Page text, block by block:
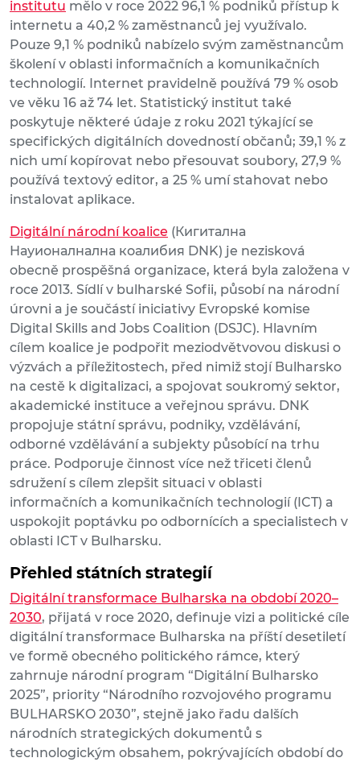
institutu mělo v roce 2022 96,1 % podniků přístup k
internetu a 40,2 % zaměstnanců jej využívalo.
Pouze 9,1 % podniků nabízelo svým zaměstnancům
školení v oblasti informačních a komunikačních
technologií. Internet pravidelně používá 79 % osob
ve věku 16 až 74 let. Statistický institut také
poskytuje některé údaje z roku 2021 týkající se
specifických digitálních dovedností občanů; 39,1 % z
nich umí kopírovat nebo přesouvat soubory, 27,9 %
používá textový editor, a 25 % umí stahovat nebo
instalovat aplikace.
Digitální národní koalice (Кигитална
Науионалнална коалибия DNK) je nezisková
obecně prospěšná organizace, která byla založena v
roce 2013. Sídlí v bulharské Sofii, působí na národní
úrovni a je součástí iniciativy Evropské komise
Digital Skills and Jobs Coalition (DSJC). Hlavním
cílem koalice je podpořit meziodvětvovou diskusi o
výzvách a příležitostech, před nimiž stojí Bulharsko
na cestě k digitalizaci, a spojovat soukromý sektor,
akademické instituce a veřejnou správu. DNK
propojuje státní správu, podniky, vzdělávání,
odborné vzdělávání a subjekty působící na trhu
práce. Podporuje činnost více než třiceti členů
sdružení s cílem zlepšit situaci v oblasti
informačních a komunikačních technologií (ICT) a
uspokojit poptávku po odbornících a specialistech v
oblasti ICT v Bulharsku.
Přehled státních strategií
Digitální transformace Bulharska na období 2020–
2030, přijatá v roce 2020, definuje vizi a politické cíle
digitální transformace Bulharska na příští desetiletí
ve formě obecného politického rámce, který
zahrnuje národní program “Digitální Bulharsko
2025”, priority “Národního rozvojového programu
BULHARSKO 2030”, stejně jako řadu dalších
národních strategických dokumentů s
technologickým obsahem, pokrývajících období do